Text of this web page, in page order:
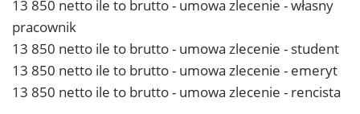
13 850 netto ile to brutto - umowa zlecenie - własny
pracownik
13 850 netto ile to brutto - umowa zlecenie - student
13 850 netto ile to brutto - umowa zlecenie - emeryt
13 850 netto ile to brutto - umowa zlecenie - rencista